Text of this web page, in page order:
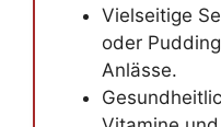
Vielseitige
oder
Anlässe.